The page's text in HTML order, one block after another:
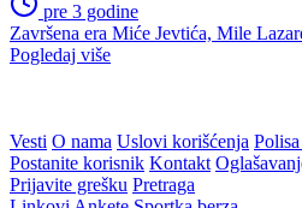
pre 3 godine
Završena era Miće Jevtića, Mile
Pogledaj više
Zekić nakon razočaranja u
Mostaru: "Nismo zaslužili
pobjedu"